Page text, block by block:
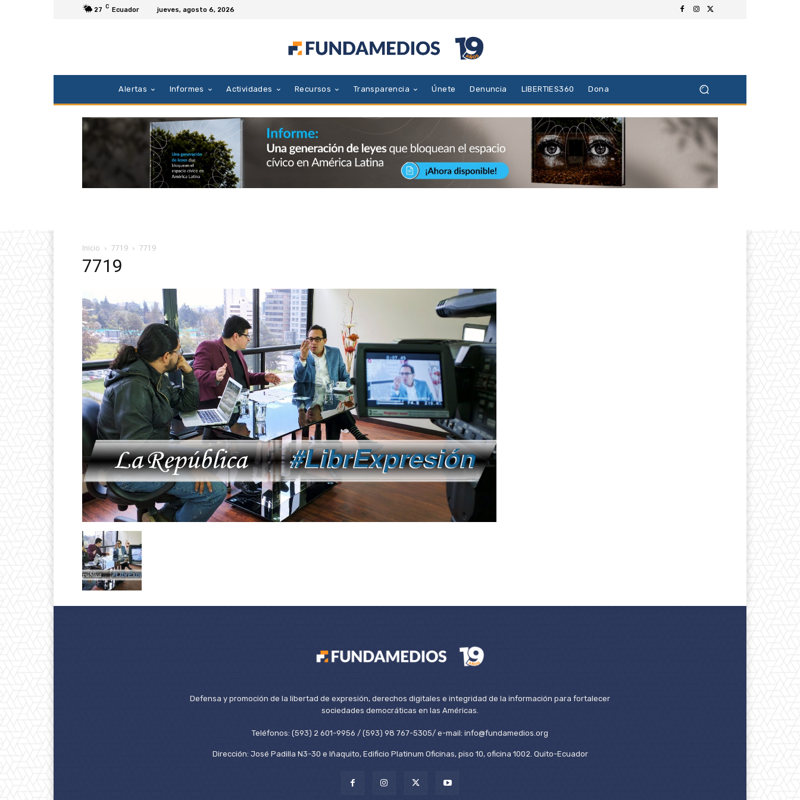
27 C Ecuador jueves, agosto 6, 2026
Alertas Informes Actividades Recursos Transparencia Únete Denuncia LIBERTIES360 Dona
Inicio 7719 7719
7719
Defensa y promoción de la libertad de expresión, derechos digitales e integridad de la información para fortalecer
sociedades democráticas en las Américas.
Teléfonos: (593) 2 601-9956 / (593) 98 767-5305/ e-mail: info@fundamedios.org
Dirección: José Padilla N3-30 e Iñaquito, Edificio Platinum Oficinas, piso 10, oficina 1002. Quito-Ecuador